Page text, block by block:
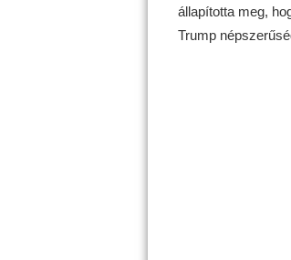
állapította meg,
Trump